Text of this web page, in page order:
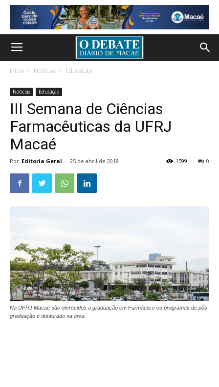
Início Notícias Educação
Notícias Educação
III Semana de Ciências
Farmacêuticas da UFRJ
Macaé
Por Editoria Geral - 25 de abril de 2018 0
1599
Na UFRJ Macaé são oferecidos a graduação em Farmácia e os programas de pós-
graduação e doutorado na área